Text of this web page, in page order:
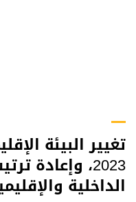
تغيير البيئة
2023، وإعادة
الداخلية